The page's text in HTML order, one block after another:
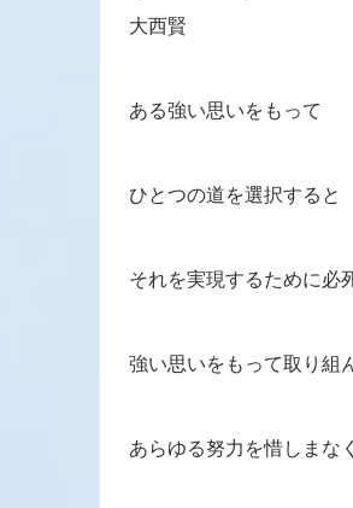
大西賢
ある強い思いをもって
ひとつの道を選択すると
それを実現するために必
強い思いをもって取り組
あらゆる努力を惜しまな